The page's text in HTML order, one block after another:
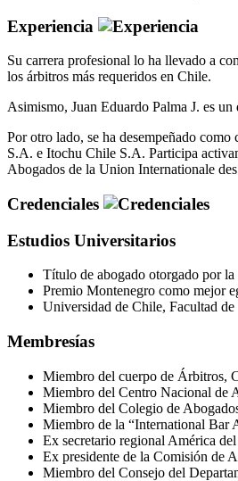
Experiencia
Su carrera profesional lo ha llevado a
los árbitros más requeridos en Chile.
Asimismo, Juan Eduardo Palma J. es
Por otro lado, se ha desempeñado
S.A. e Itochu Chile S.A. Participa
Abogados de la Union Internationale
Credenciales
Estudios Universitarios
Título de abogado otorgado por
Premio Montenegro como mejor
Universidad de Chile, Facultad
Membresías
Miembro del cuerpo de Árbitros,
Miembro del Centro Nacional de
Miembro del Colegio de
Miembro de la “International Bar
Ex secretario regional América
Ex presidente de la Comisión de
Miembro del Consejo del